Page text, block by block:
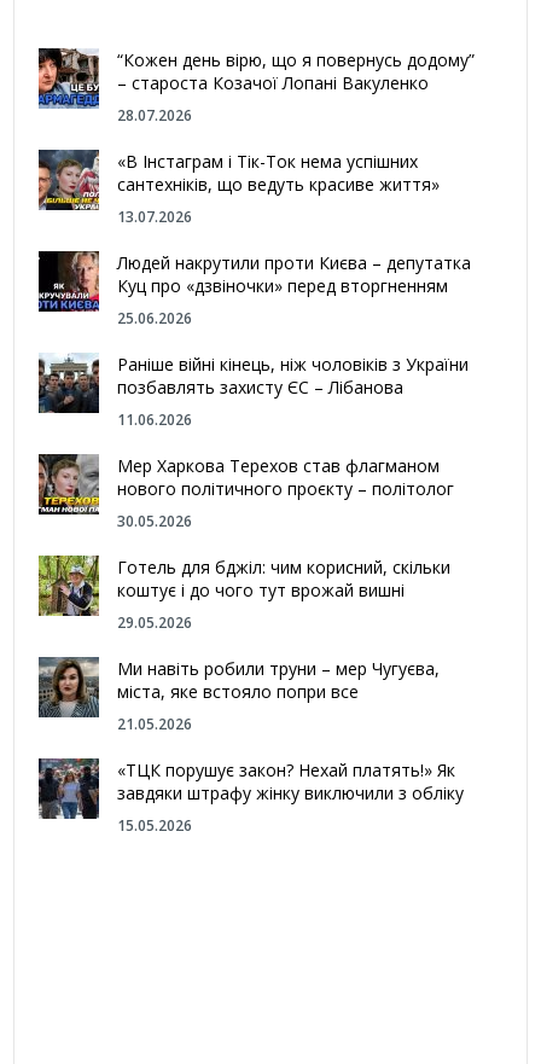
“Кожен день вірю, що я повернусь додому”
– староста Козачої Лопані Вакуленко
28.07.2026
«В Інстаграм і Тік-Ток нема успішних
сантехніків, що ведуть красиве життя»
13.07.2026
Людей накрутили проти Києва – депутатка
Куц про «дзвіночки» перед вторгненням
25.06.2026
Раніше війні кінець, ніж чоловіків з України
позбавлять захисту ЄС – Лібанова
11.06.2026
Мер Харкова Терехов став флагманом
нового політичного проєкту – політолог
30.05.2026
Готель для бджіл: чим корисний, скільки
коштує і до чого тут врожай вишні
29.05.2026
Ми навіть робили труни – мер Чугуєва,
міста, яке встояло попри все
21.05.2026
«ТЦК порушує закон? Нехай платять!» Як
завдяки штрафу жінку виключили з обліку
15.05.2026